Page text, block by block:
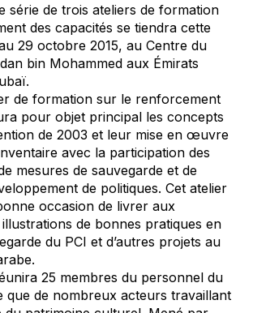
série de trois ateliers de formation
des capacités se tiendra cette
29 octobre 2015, au Centre du
bin Mohammed aux Émirats
de formation sur le renforcement
pour objet principal les concepts
de 2003 et leur mise en œuvre
avec la participation des
mesures de sauvegarde et de
de politiques. Cet atelier
occasion de livrer aux
de bonnes pratiques en
du PCI et d’autres projets au
25 membres du personnel du
que de nombreux acteurs travaillant